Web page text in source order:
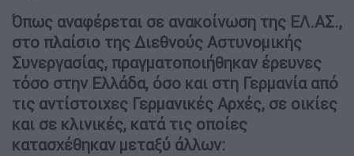
Όπως αναφέρεται σε ανακοίνωση της ΕΛ.ΑΣ.,
στο πλαίσιο της Διεθνούς Αστυνομικής
Συνεργασίας, πραγματοποιήθηκαν έρευνες
τόσο στην Ελλάδα, όσο και στη Γερμανία από
τις αντίστοιχες Γερμανικές Αρχές, σε οικίες
και σε κλινικές, κατά τις οποίες
κατασχέθηκαν μεταξύ άλλων: